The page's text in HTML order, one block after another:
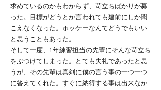
求めているのかもわからず、苛立ちばかりが募
った。目標がどうとか言われても建前にしか聞
こえなくなった。ホッケーなんてどうでもいい
と思うこともあった。
そして一度、1年練習担当の先輩にそんな苛立ち
をぶつけてしまった。とても失礼であったと思
うが、その先輩は真剣に僕の言う事の一つ一つ
に答えてくれた。すぐに納得する事は出来なか